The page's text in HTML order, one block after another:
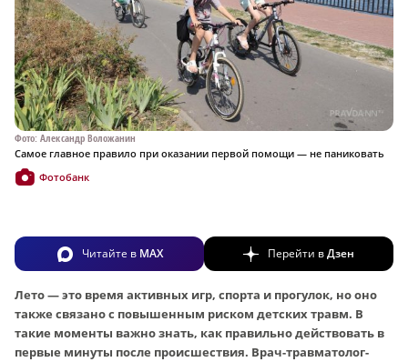
Фото: Александр Воложанин
Самое главное правило при оказании первой помощи — не паниковать
Фотобанк
Читайте в MAX Перейти вДзен
Лето — это время активных игр, спорта и прогулок, но оно
также связано с повышенным риском детских травм. В
такие моменты важно знать, как правильно действовать в
первые минуты после происшествия. Врач-травматолог-